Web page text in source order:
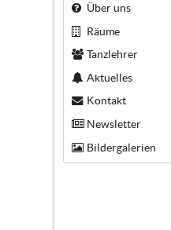
Über uns
Räume
Tanzlehrer
Aktuelles
Kontakt
Newsletter
Bildergalerien